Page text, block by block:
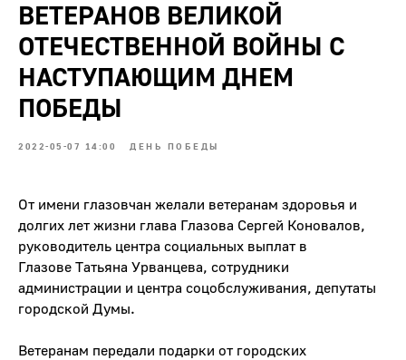
ВЕТЕРАНОВ ВЕЛИКОЙ
ОТЕЧЕСТВЕННОЙ ВОЙНЫ С
НАСТУПАЮЩИМ ДНЕМ
ПОБЕДЫ
2022-05-07 14:00 ДЕНЬ ПОБЕДЫ
От имени глазовчан желали ветеранам здоровья и
долгих лет жизни глава Глазова Сергей Коновалов,
руководитель центра социальных выплат в
Глазове Татьяна Урванцева, сотрудники
администрации и центра соцобслуживания, депутаты
городской Думы.
Ветеранам передали подарки от городских